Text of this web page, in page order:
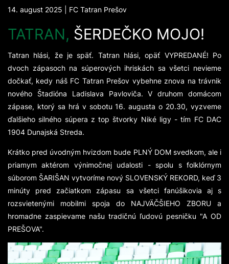
14. august 2025 | FC Tatran Prešov
TATRAN, ŠERDEČKO MOJO!
Tatran hlási, že je späť. Tatran hlási, opäť VYPREDANÉ! Po
dvoch zápasoch na súperových ihriskách sa všetci nevieme
dočkať, kedy náš FC Tatran Prešov vybehne znova na trávnik
nového Štadióna Ladislava Pavloviča. V druhom domácom
zápase, ktorý sa hrá v sobotu 16. augusta o 20.30, vyzveme
ďalšieho silného súpera z top štvorky Niké ligy - tím FC DAC
1904 Dunajská Streda.
Krátko pred úvodným hvizdom bude PLNÝ DOM svedkom, ale i
priamym aktérom výnimočnej udalosti - spolu s folklórnym
súborom ŠARIŠAN vytvoríme nový SLOVENSKÝ REKORD, keď 3
minúty pred začiatkom zápasu sa všetci fanúšikovia aj s
rozsvietenými mobilmi spoja do NAJVÄČŠIEHO ZBORU a
hromadne zaspievame našu tradičnú ľudovú pesničku "A OD
PREŠOVA".